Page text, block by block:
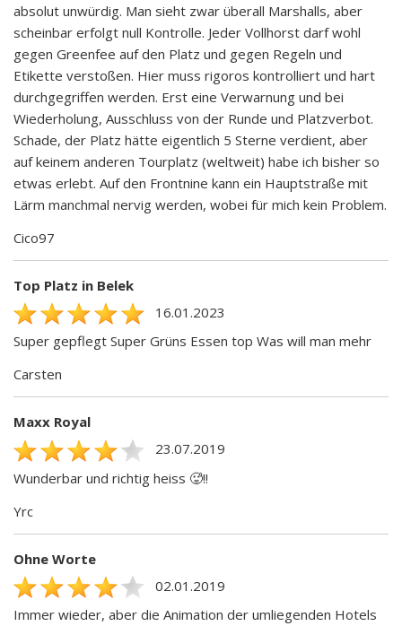
absolut unwürdig. Man sieht zwar überall Marshalls, aber
scheinbar erfolgt null Kontrolle. Jeder Vollhorst darf wohl
gegen Greenfee auf den Platz und gegen Regeln und
Etikette verstoßen. Hier muss rigoros kontrolliert und hart
durchgegriffen werden. Erst eine Verwarnung und bei
Wiederholung, Ausschluss von der Runde und Platzverbot.
Schade, der Platz hätte eigentlich 5 Sterne verdient, aber
auf keinem anderen Tourplatz (weltweit) habe ich bisher so
etwas erlebt. Auf den Frontnine kann ein Hauptstraße mit
Lärm manchmal nervig werden, wobei für mich kein Problem.
Cico97
Top Platz in Belek
16.01.2023
Super gepflegt Super Grüns Essen top Was will man mehr
Carsten
Maxx Royal
23.07.2019
Wunderbar und richtig heiss 🥵!!
Yrc
Ohne Worte
02.01.2019
Immer wieder, aber die Animation der umliegenden Hotels